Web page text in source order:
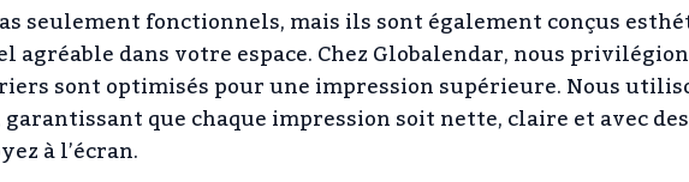
seulement fonctionnels, mais ils sont également conçus
agréable dans votre espace. Chez Globalendar, nous
sont optimisés pour une impression supérieure. Nous
que chaque impression soit nette, claire et avec
à l’écran.